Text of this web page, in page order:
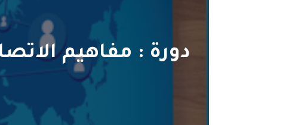
دورة : مفاهيم